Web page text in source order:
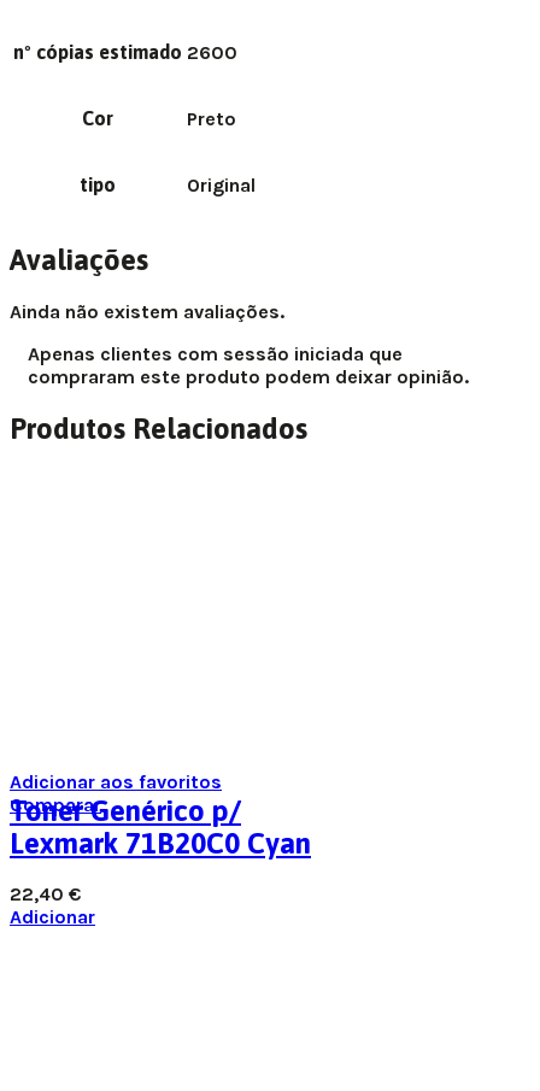
nº cópias estimado 2600
Cor Preto
tipo Original
Avaliações
Ainda não existem avaliações.
Apenas clientes com sessão iniciada que
compraram este produto podem deixar opinião.
Produtos Relacionados
Adicionar aos favoritos
Comparar
Toner Genérico p/
Lexmark 71B20C0 Cyan
22,40 €
Adicionar